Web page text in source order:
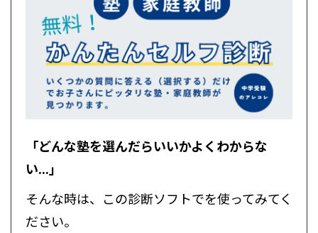
「どんな塾を選んだらいいかよくわからな
い...」
そんな時は、この診断ソフトでを使ってみてく
ださい。